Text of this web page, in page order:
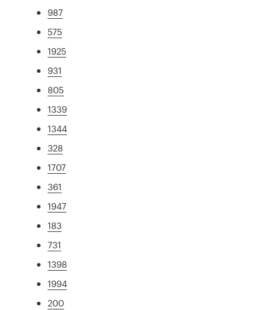
987
575
1925
931
805
1339
1344
328
1707
361
1947
183
731
1398
1994
200